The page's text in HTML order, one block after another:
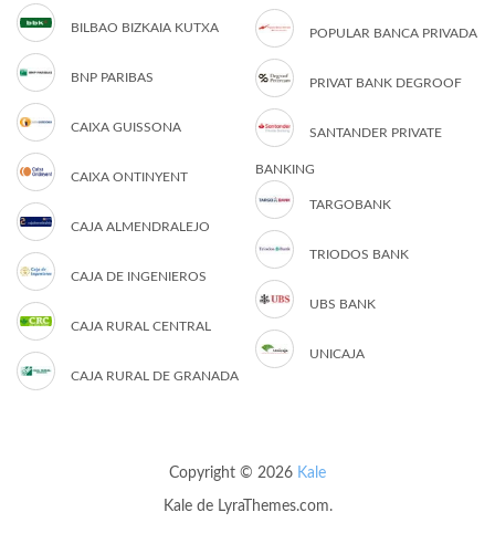
BILBAO BIZKAIA KUTXA
BNP PARIBAS
CAIXA GUISSONA
CAIXA ONTINYENT
CAJA ALMENDRALEJO
CAJA DE INGENIEROS
CAJA RURAL CENTRAL
CAJA RURAL DE GRANADA
POPULAR BANCA PRIVADA
PRIVAT BANK DEGROOF
SANTANDER PRIVATE
BANKING
TARGOBANK
TRIODOS BANK
UBS BANK
UNICAJA
Copyright © 2026 Kale
Kalede LyraThemes.com.